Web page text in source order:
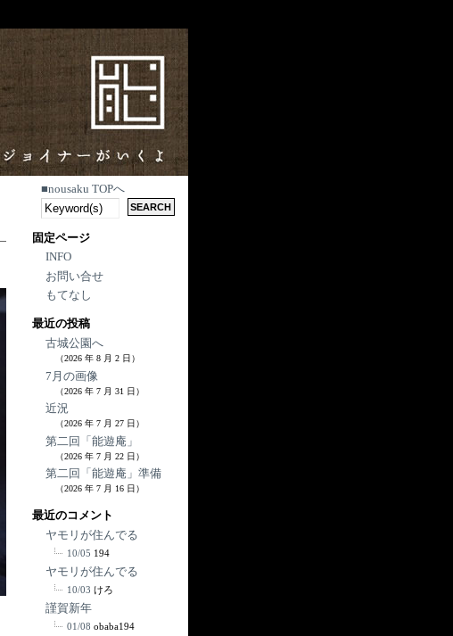
■nousaku TOPへ
固定ページ
INFO
お問い合せ
もてなし
最近の投稿
古城公園へ
（2026 年 8 月 2 日）
7月の画像
（2026 年 7 月 31 日）
近況
（2026 年 7 月 27 日）
第二回「能遊庵」
（2026 年 7 月 22 日）
第二回「能遊庵」準備
（2026 年 7 月 16 日）
最近のコメント
ヤモリが住んでる
10/05 194
ヤモリが住んでる
10/03 けろ
謹賀新年
01/08 obaba194